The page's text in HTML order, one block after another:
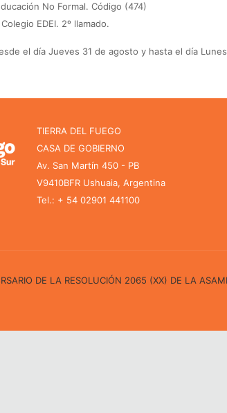
No Formal. Código (474)
EDEI. 2º llamado.
el día Jueves 31 de agosto y hasta el día
TIERRA DEL FUEGO
CASA DE GOBIERNO
Av. San Martín 450 - PB
V9410BFR Ushuaia, Argentina
Tel.: + 54 02901 441100
DE LA RESOLUCIÓN 2065 (XX) DE LA